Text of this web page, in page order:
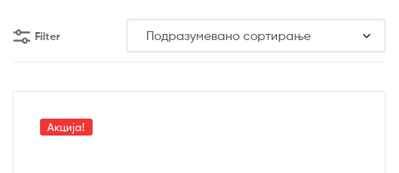
Backo
Filter
Акција!